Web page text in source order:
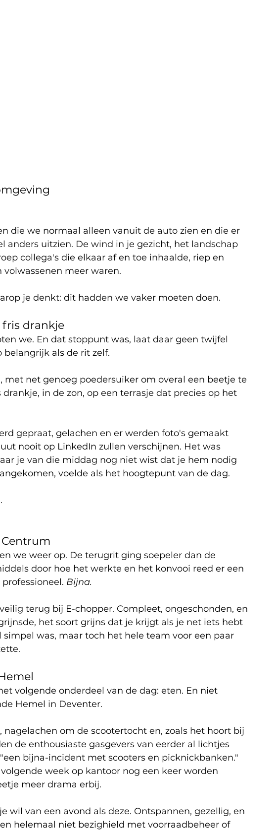
die we normaal alleen vanuit de auto zien en die er
anders uitzien. De wind in je gezicht, het landschap
collega's die elkaar af en toe inhaalde, riep en
volwassenen meer waren.
je denkt: dit hadden we vaker moeten doen.
drankje
we. En dat stoppunt was, laat daar geen twijfel
belangrijk als de rit zelf.
met net genoeg poedersuiker om overal een beetje te
in de zon, op een terrasje dat precies op het
gepraat, gelachen en er werden foto's gemaakt
nooit op LinkedIn zullen verschijnen. Het was
je van die middag nog niet wist dat je hem nodig
voelde als het hoogtepunt van de dag.
we weer op. De terugrit ging soepeler dan de
door hoe het werkte en het konvooi reed er een
Bijna.
terug bij E-chopper. Compleet, ongeschonden, en
het soort grijns dat je krijgt als je net iets hebt
was, maar toch het hele team voor een paar
volgende onderdeel van de dag: eten. En niet
Hemel in Deventer.
nagelachen om de scootertocht en, zoals het hoort bij
de enthousiaste gasgevers van eerder al lichtjes
bijna-incident met scooters en picknickbanken."
week op kantoor nog een keer worden
meer drama erbij.
wil van een avond als deze. Ontspannen, gezellig, en
helemaal niet bezighield met voorraadbeheer of